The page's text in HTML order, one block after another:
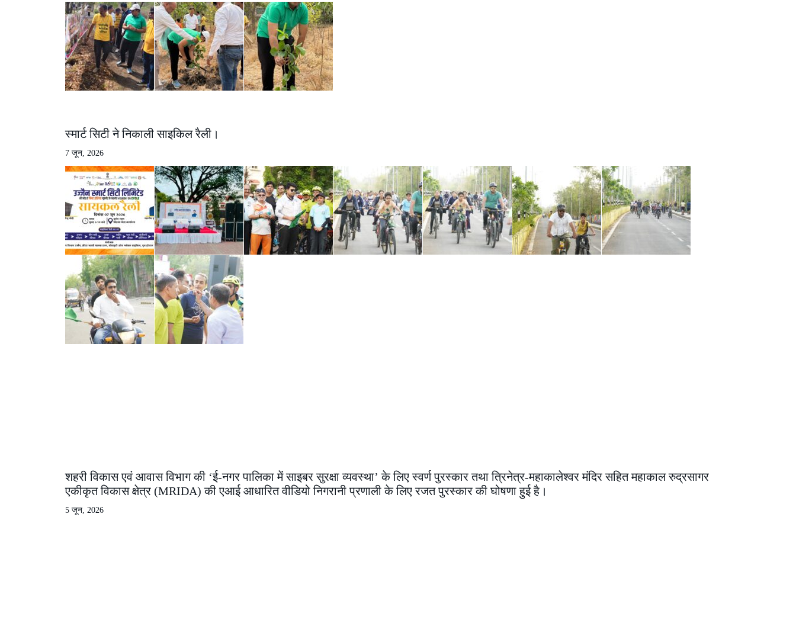
स्मार्ट सिटी ने निकाली साइकिल रैली।
7 जून, 2026
शहरी विकास एवं आवास विभाग की ‘ई-नगर पालिका में साइबर सुरक्षा व्यवस्था’ के लिए स्वर्ण पुरस्कार तथा त्रिनेत्र-महाकालेश्वर मंदिर सहित महाकाल रुद्रसागर
एकीकृत विकास क्षेत्र (MRIDA) की एआई आधारित वीडियो निगरानी प्रणाली के लिए रजत पुरस्कार की घोषणा हुई है।
5 जून, 2026